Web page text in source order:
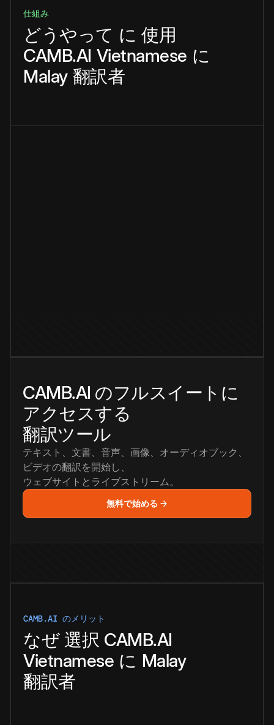
仕組み
どうやって に 使用
CAMB.AI Vietnamese に
Malay 翻訳者
CAMB.AI のフルスイートに
アクセスする
翻訳ツール
テキスト、文書、音声、画像、オーディオブック、
ビデオの翻訳を開始し、
ウェブサイトとライブストリーム。
無料で始める →
CAMB.AI のメリット
なぜ 選択 CAMB.AI
Vietnamese に Malay
翻訳者